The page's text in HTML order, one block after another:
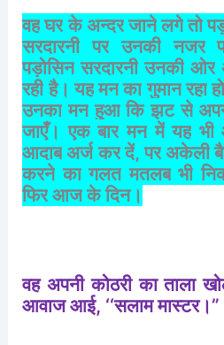
वह घर के अन्दरजानेलगेतो
सरदारनी पर उनकी नजर
पड़ोसिन सरदारनी उनकी ओर
रही है। यह मन का गुमान रहा हो
उनका मन हुआ कि झट से
जाएँ। एक बार मन में यह भी
आदाब अर्ज करदें,परअकेली
करने का गलत मतलब भी
फिर आज के दिन।
वह अपनी कोठरी का ताला
आवाजआई, ‘‘सलाममास्टर।”